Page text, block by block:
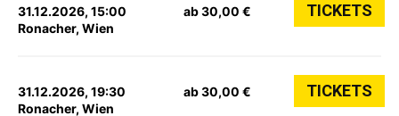
31.12.2026, 15:00
Ronacher, Wien
ab 30,00 € TICKETS
31.12.2026, 19:30
Ronacher, Wien
ab 30,00 € TICKETS